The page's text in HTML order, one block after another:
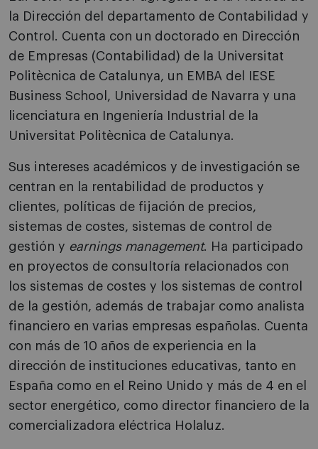
la Dirección del departamento de Contabilidad y
Control. Cuenta con un doctorado en Dirección
de Empresas (Contabilidad) de la Universitat
Politècnica de Catalunya, un EMBA del IESE
Business School, Universidad de Navarra y una
licenciatura en Ingeniería Industrial de la
Universitat Politècnica de Catalunya.
Sus intereses académicos y de investigación se
centran en la rentabilidad de productos y
clientes, políticas de fijación de precios,
sistemas de costes, sistemas de control de
gestión y earnings management. Ha participado
en proyectos de consultoría relacionados con
los sistemas de costes y los sistemas de control
de la gestión, además de trabajar como analista
financiero en varias empresas españolas. Cuenta
con más de 10 años de experiencia en la
dirección de instituciones educativas, tanto en
España como en el Reino Unido y más de 4 en el
sector energético, como director financiero de la
comercializadora eléctrica Holaluz.